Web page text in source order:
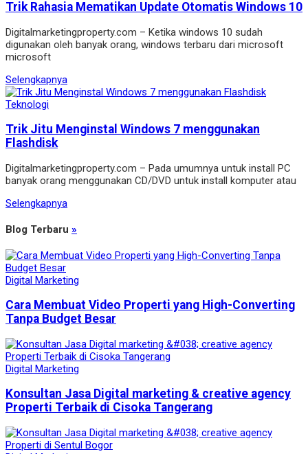
Trik Rahasia Mematikan Update Otomatis Windows 10
Digitalmarketingproperty.com – Ketika windows 10 sudah
digunakan oleh banyak orang, windows terbaru dari microsoft
microsoft
Selengkapnya
Teknologi
Trik Jitu Menginstal Windows 7 menggunakan
Flashdisk
Digitalmarketingproperty.com – Pada umumnya untuk install PC
banyak orang menggunakan CD/DVD untuk install komputer atau
Selengkapnya
Blog Terbaru »
Digital Marketing
Cara Membuat Video Properti yang High-Converting
Tanpa Budget Besar
Digital Marketing
Konsultan Jasa Digital marketing & creative agency
Properti Terbaik di Cisoka Tangerang